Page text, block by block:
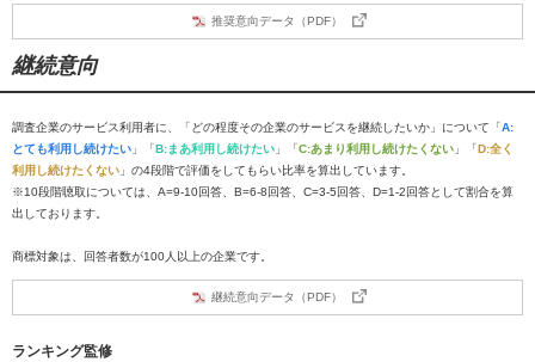
推奨意向データ（PDF）
継続意向
調査企業のサービス利用者に、「どの程度その企業のサービスを継続したいか」について「A:
とても利用し続けたい 」「B:まあ利用し続けたい 」「C:あまり利用し続けたくない 」「D:全く
利用し続けたくない 」の4段階で評価をしてもらい比率を算出しています。
※10段階聴取については、A=9-10回答、B=6-8回答、C=3-5回答、D=1-2回答として割合を算
出しております。
商標対象は、回答者数が100人以上の企業です。
継続意向データ（PDF）
ランキング監修